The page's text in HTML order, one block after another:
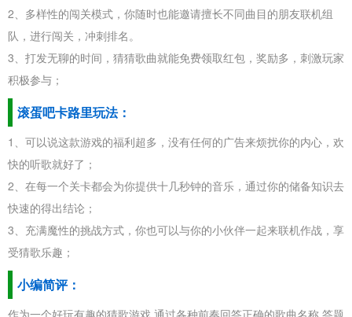
2、多样性的闯关模式，你随时也能邀请擅长不同曲目的朋友联机组
队，进行闯关，冲刺排名。
3、打发无聊的时间，猜猜歌曲就能免费领取红包，奖励多，刺激玩家
积极参与；
滚蛋吧卡路里玩法：
1、可以说这款游戏的福利超多，没有任何的广告来烦扰你的内心，欢
快的听歌就好了；
2、在每一个关卡都会为你提供十几秒钟的音乐，通过你的储备知识去
快速的得出结论；
3、充满魔性的挑战方式，你也可以与你的小伙伴一起来联机作战，享
受猜歌乐趣；
小编简评：
作为一个好玩有趣的猜歌游戏,通过各种前奏回答正确的歌曲名称,答题